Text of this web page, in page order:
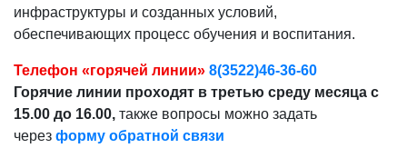
инфраструктуры и созданных условий,
обеспечивающих процесс обучения и воспитания.
Телефон «горячей линии» 8(3522)46-36-60
Горячие линии проходят в третью среду месяца с
15.00 до 16.00, также вопросы можно задать
через форму обратной связи